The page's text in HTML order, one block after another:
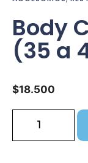
Body
(35 a
$18.500